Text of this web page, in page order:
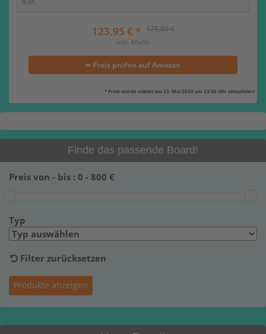
123,95 € * 175,00 €
inkl. MwSt.
➥ Preis prüfen auf Amazon
* Preis wurde zuletzt am 23. Mai 2020 um 23:30 Uhr aktualisiert
Finde das passende Board!
Preis von - bis : 0 - 800 €
Typ
Filter zurücksetzen